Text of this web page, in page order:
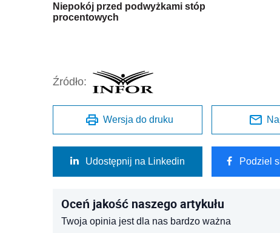
Niepokój przed podwyżkami stóp
procentowych
Źródło:
Wersja do druku
Udostępnij na Linkedin Podziel
Oceń jakość naszego artykułu
Twoja opinia jest dla nas bardzo ważna